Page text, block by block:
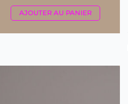
AJOUTER AU PANIER